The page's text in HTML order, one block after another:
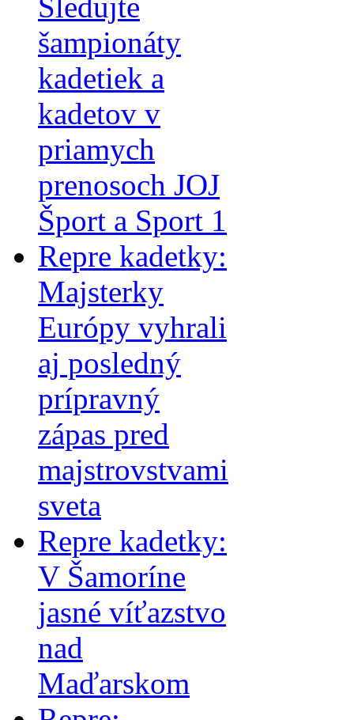
Sledujte
šampionáty
kadetiek a
kadetov v
priamych
prenosoch JOJ
Šport a Sport 1
Repre kadetky:
Majsterky
Európy vyhrali
aj posledný
prípravný
zápas pred
majstrovstvami
sveta
Repre kadetky:
V Šamoríne
jasné víťazstvo
nad
Maďarskom